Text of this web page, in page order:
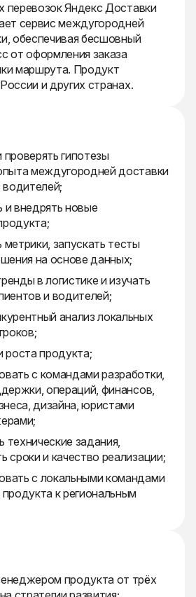
перевозок Яндекс Доставки
сервис междугородней
обеспечивая бесшовный
от оформления заказа
маршрута. Продукт
и других странах.
гипотезы
междугородней доставки
водителей;
и внедрять новые
запускать тесты
на основе данных;
в логистике и изучать
и водителей;
анализ локальных
роста продукта;
с командами разработки,
операций, финансов,
дизайна, юристами
задания,
сроки и качество реализации;
с локальными командами
к региональным
продукта от трёх